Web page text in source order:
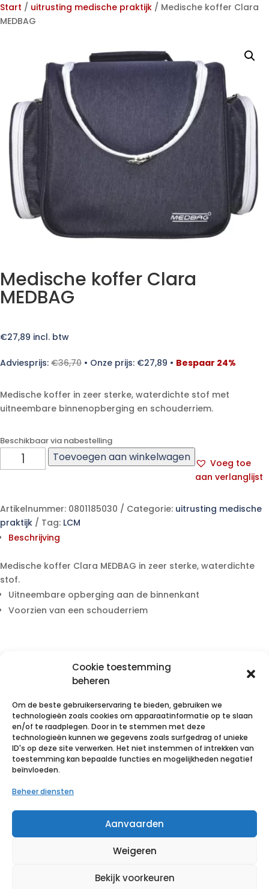
Cookie toestemming
beheren
Om de beste gebruikerservaring te bieden, gebruiken we
technologieën zoals cookies om apparaatinformatie op te slaan
en/of te raadplegen. Door in te stemmen met deze
technologieën kunnen we gegevens zoals surfgedrag of unieke
ID's op deze site verwerken. Het niet instemmen of intrekken van
toestemming kan bepaalde functies en mogelijkheden negatief
beïnvloeden.
Beheer diensten
Aanvaarden
Weigeren
Bekijk voorkeuren
Start / uitrusting medische praktijk / Medische koffer Clara
MEDBAG
Medische koffer Clara
MEDBAG
€27,89 incl. btw
Adviesprijs: €36,70 • Onze prijs: €27,89 • Bespaar 24%
Medische koffer in zeer sterke, waterdichte stof met
uitneembare binnenopberging en schouderriem.
Beschikbaar via nabestelling
Medische
koffer
aantal
Toevoegen aan winkelwagen
Voeg toe
aan verlanglijst
Artikelnummer: 0801185030 Categorie: uitrusting medische
praktijk
Tag: LCM
Beschrijving
Medische koffer Clara MEDBAG in zeer sterke, waterdichte
stof.
Uitneembare opberging aan de binnenkant
Voorzien van een schouderriem
Gerelateerde producten
FolioDress
Protect zk
aFolioDresslk
75×75 cm 45
32,88incl. btw
aan
FOLIODRAPE
gatdoek
45x75cm
ONDERZOEKSTAFELPAPIER
M’ROLL MAXI
COMPACT
ROLLEN
Saturatiemeter
pediatrie
Oxyfrog
Voeg toe
aan
verlanglijst